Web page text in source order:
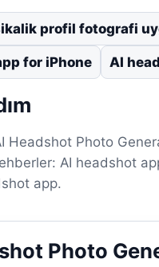
profil fotografi
for iPhone AI
Headshot Photo
AI headshot
app.
Photo